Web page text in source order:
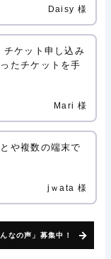
Daisy 様
ケット申し込み
たチケットを手
Mari 様
や複数の端末で
jｗata 様
んなの声」募集中！